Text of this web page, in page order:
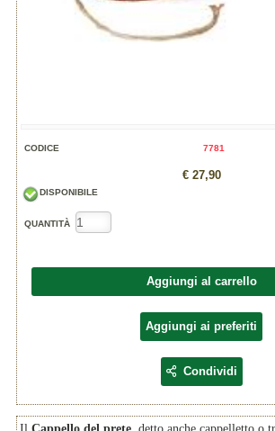
CODICE 7781
€ 27,90
DISPONIBILE
QUANTITÀ
Aggiungi al carrello
Aggiungi ai preferiti
Condividi